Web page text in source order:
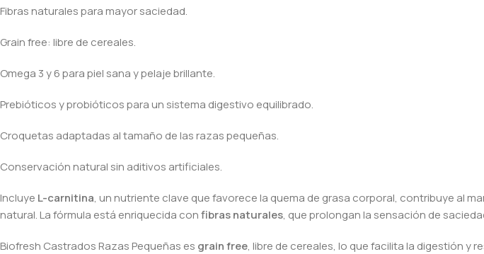
Fibras naturales para mayor saciedad.
Grain free: libre de cereales.
Omega 3 y 6 para piel sana y pelaje brillante.
Prebióticos y probióticos para un sistema digestivo equilibrado.
Croquetas adaptadas al tamaño de las razas pequeñas.
Conservación natural sin aditivos artificiales.
Incluye L-carnitina, un nutriente clave que favorece la quema de grasa corporal, contribuye al
natural. La fórmula está enriquecida confibras naturales, que prolongan la sensación de
Biofresh Castrados Razas Pequeñas es grain free, libre de cereales, lo que facilita la digestión y